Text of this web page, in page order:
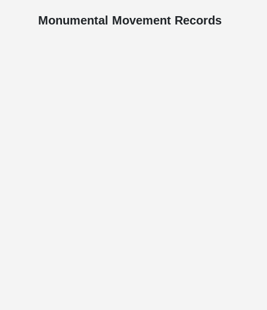
Monumental Movement Records